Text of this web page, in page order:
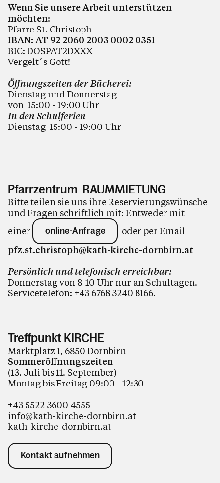
Wenn Sie unsere Arbeit unterstützen
möchten:
Pfarre St. Christoph
IBAN: AT 92 2060 2003 0002 0351
BIC: DOSPAT2DXXX
Vergelt´s Gott!
Öffnungszeiten der Bücherei:
Dienstag und Donnerstag
von 15:00 - 19:00 Uhr
In den Schulferien
Dienstag 15:00 - 19:00 Uhr
Pfarrzentrum RAUMMIETUNG
Bitte teilen sie uns ihre Reservierungswünsche
und Fragen schriftlich mit: Entweder mit
einer
online-Anfrage
oder per Email
pfz.st.christoph@kath-kirche-dornbirn.at
Persönlich und telefonisch erreichbar:
Donnerstag von 8-10 Uhr nur an Schultagen.
Servicetelefon: +43 6768 3240 8166.
Treffpunkt KIRCHE
Marktplatz 1, 6850 Dornbirn
Sommeröffnungszeiten
(13. Juli bis 11. September)
Montag bis Freitag 09:00 - 12:30
+43 5522 3600 4555
info@kath-kirche-dornbirn.at
kath-kirche-dornbirn.at
Kontakt aufnehmen